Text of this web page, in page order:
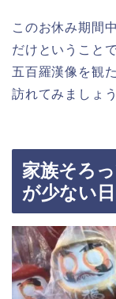
このお休み期間
だけということ
五百羅漢像を観
訪れてみましょう
家族そろ
が少ない